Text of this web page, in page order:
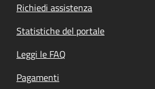
Richiedi assistenza
Statistiche del portale
Leggi le FAQ
Pagamenti